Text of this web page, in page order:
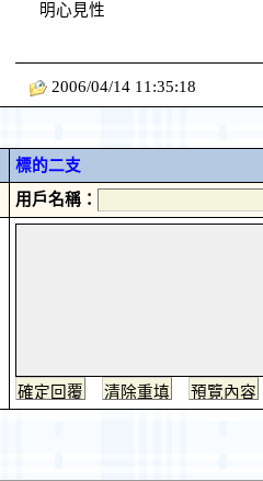
明心見性
2006/04/14 11:35:18
標的二支
用戶名稱：